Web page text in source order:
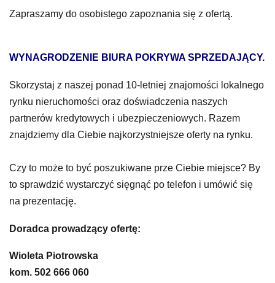
Zapraszamy do osobistego zapoznania się z ofertą.
WYNAGRODZENIE BIURA POKRYWA SPRZEDAJĄCY.
Skorzystaj z naszej ponad 10-letniej znajomości lokalnego
rynku nieruchomości oraz doświadczenia naszych
partnerów kredytowych i ubezpieczeniowych. Razem
znajdziemy dla Ciebie najkorzystniejsze oferty na rynku.
Czy to może to być poszukiwane prze Ciebie miejsce? By
to sprawdzić wystarczyć sięgnąć po telefon i umówić się
na prezentację.
Doradca prowadzący ofertę:
Wioleta Piotrowska
kom. 502 666 060